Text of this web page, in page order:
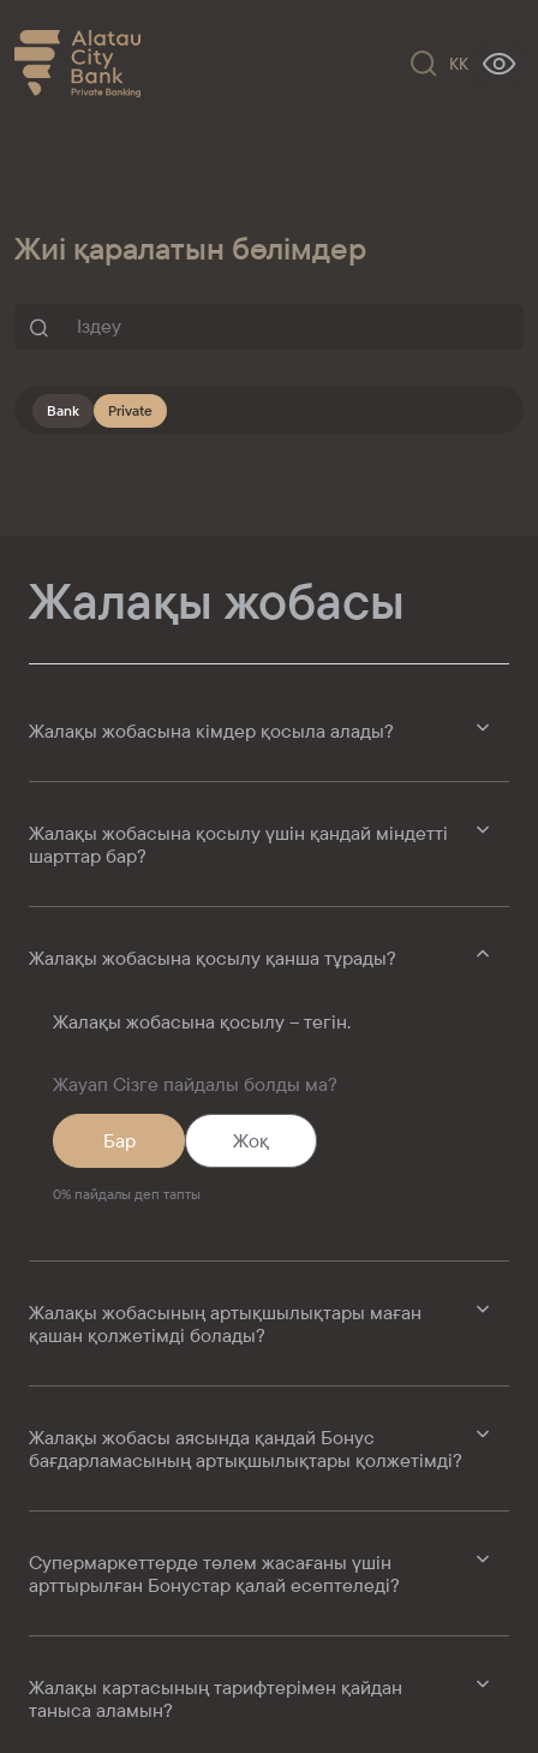
KK
Жиі қаралатын бөлімдер
Bank Private
Жалақы жобасы
Жалақы жобасына кімдер қосыла алады?
Жалақы жобасына қосылу үшін қандай міндетті
шарттар бар?
Жалақы жобасына қосылу қанша тұрады?
Жалақы жобасына қосылу – тегін.
Жауап Сізге пайдалы болды ма?
Бар Жоқ
0% пайдалы деп тапты
Жалақы жобасының артықшылықтары маған
қашан қолжетімді болады?
Жалақы жобасы аясында қандай Бонус
бағдарламасының артықшылықтары қолжетімді?
Супермаркеттерде төлем жасағаны үшін
арттырылған Бонустар қалай есептеледі?
Жалақы картасының тарифтерімен қайдан
таныса аламын?